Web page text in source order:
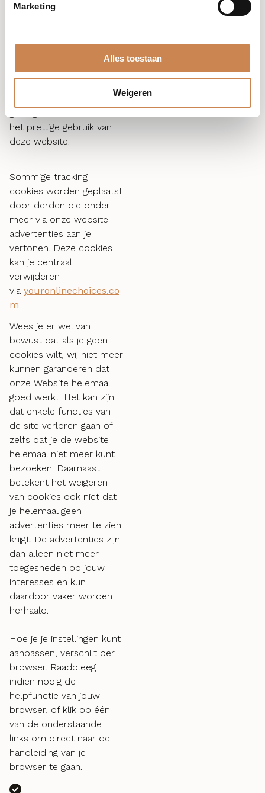
Marketing
Alles toestaan
Weigeren
cookies niet geplaatst
voor deze mogelijkheid
browser. Als je de
het prettige gebruik van
deze website.
Sommige tracking
cookies worden geplaatst
door derden die onder
meer via onze website
advertenties aan je
vertonen. Deze cookies
kan je centraal
verwijderen
via youronlinechoices.co
m
Wees je er wel van
bewust dat als je geen
cookies wilt, wij niet meer
kunnen garanderen dat
onze Website helemaal
goed werkt. Het kan zijn
dat enkele functies van
de site verloren gaan of
zelfs dat je de website
helemaal niet meer kunt
bezoeken. Daarnaast
betekent het weigeren
van cookies ook niet dat
je helemaal geen
advertenties meer te zien
krijgt. De advertenties zijn
dan alleen niet meer
toegesneden op jouw
interesses en kun
daardoor vaker worden
herhaald.
Hoe je je instellingen kunt
aanpassen, verschilt per
browser. Raadpleeg
indien nodig de
helpfunctie van jouw
browser, of klik op één
van de onderstaande
links om direct naar de
handleiding van je
browser te gaan.